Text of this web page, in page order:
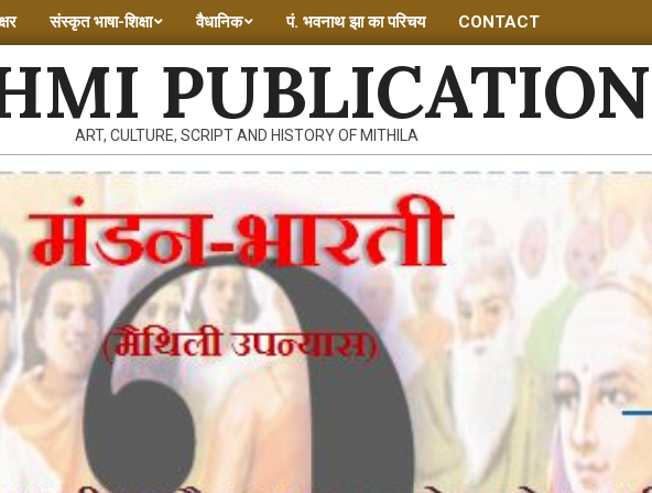
संस्कृत भाषा-शिक्षा वैधानिक पं. भवनाथ झा का परिचय CONTACT
PUBLICATION
ART, CULTURE, SCRIPT AND HISTORY OF MITHILA